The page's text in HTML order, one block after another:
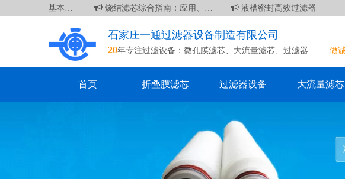
寸滤芯：基本信息 烧结滤芯综合指南：应用、优点和维护 液槽密封高效过滤器
石家庄一通过滤器设备制造有限公司
20年专注过滤设备： 微孔膜滤芯、 大流量滤芯、 过滤器 —— 做
首页 折叠膜滤芯 过滤器设备 大流量滤芯